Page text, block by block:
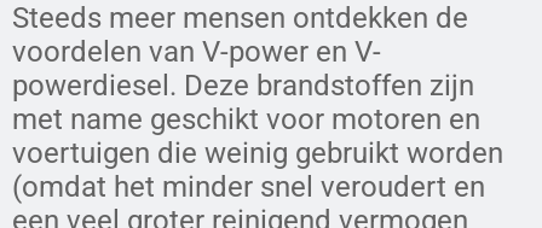
Steeds meer mensen ontdekken de
voordelen van V-power en V-
powerdiesel. Deze brandstoffen zijn
met name geschikt voor motoren en
voertuigen die weinig gebruikt worden
(omdat het minder snel veroudert en
een veel groter reinigend vermogen